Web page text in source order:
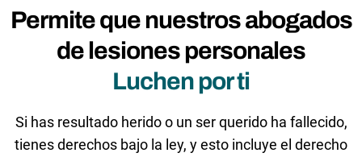
Permite que nuestros abogados
de lesiones personales
Luchen por ti
Si has resultado herido o un ser querido ha fallecido,
tienes derechos bajo la ley, y esto incluye el derecho